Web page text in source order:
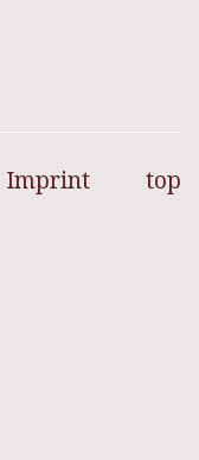
top
Imprint